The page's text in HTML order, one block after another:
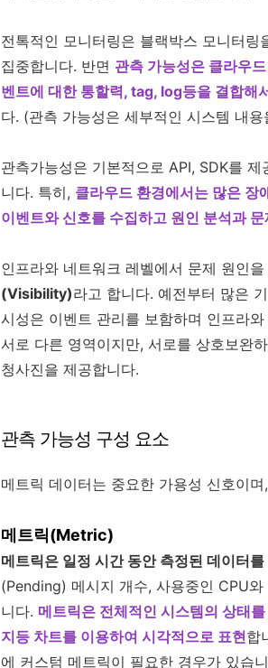
전톡적인 모니터링은 블랙박스 모니터
집중합니다. 반면 관측 가능성은 클라우
벤트에 대한 통할력, tag, log등을 결합
다. (관측 가능성은 세부적인 시스템 내
관측가능성은 기본적으로 API, SDK를
니다. 특히, 클라우드 환경에서는 많은 장
이벤트와 신호를 수집하고 원인 분석과
인프라와 네트워크 레벨에서 문제 원인
(Visibility)라고 합니다. 예전부터 많은
시성은 이벤트 관리를 보함하며 인프라
서로 다른 영역이지만, 서로를 상호보완
청사진을 제공합니다.
관측 가능성 구성 요소
메트릭 데이터는 중요한 가용성 신호이
메트릭(Metric)
메트릭은 일정 시간 동안 측정된 데이터
(Pending) 메시지 개수, 사용중인 CPU
니다. 메트릭은 전체적인 시스템의 상태
지등 차트를 이용하여 시각적으로 표현합
에 커스텀 메트릭이 필요한 경우가 있습